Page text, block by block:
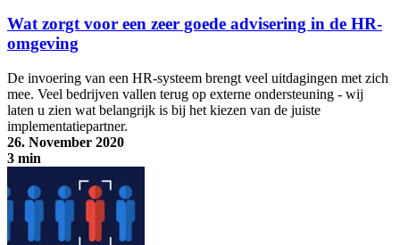
Wat zorgt voor een zeer goede advisering in de HR-
omgeving
De invoering van een HR-systeem brengt veel uitdagingen met zich
mee. Veel bedrijven vallen terug op externe ondersteuning - wij
laten u zien wat belangrijk is bij het kiezen van de juiste
implementatiepartner.
26. November 2020
3 min